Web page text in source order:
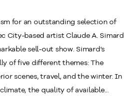
for an outstanding selection of
City-based artist Claude A. Simard
sell-out show. Simard’s
of five different themes: The
scenes, travel, and the winter. In
the quality of available...